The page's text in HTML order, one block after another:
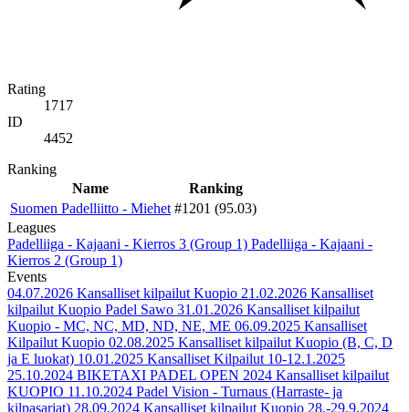
Rating
1717
ID
4452
Ranking
Name
Ranking
Suomen Padelliitto - Miehet #1201 (95.03)
Leagues
Padelliiga - Kajaani - Kierros 3 (Group 1) Padelliiga - Kajaani -
Kierros 2 (Group 1)
Events
04.07.2026 Kansalliset kilpailut Kuopio 21.02.2026 Kansalliset
kilpailut Kuopio Padel Sawo 31.01.2026 Kansalliset kilpailut
Kuopio - MC, NC, MD, ND, NE, ME 06.09.2025 Kansalliset
Kilpailut Kuopio 02.08.2025 Kansalliset kilpailut Kuopio (B, C, D
ja E luokat) 10.01.2025 Kansalliset Kilpailut 10-12.1.2025
25.10.2024 BIKETAXI PADEL OPEN 2024 Kansalliset kilpailut
KUOPIO 11.10.2024 Padel Vision - Turnaus (Harraste- ja
kilpasarjat) 28.09.2024 Kansalliset kilpailut Kuopio 28.-29.9.2024